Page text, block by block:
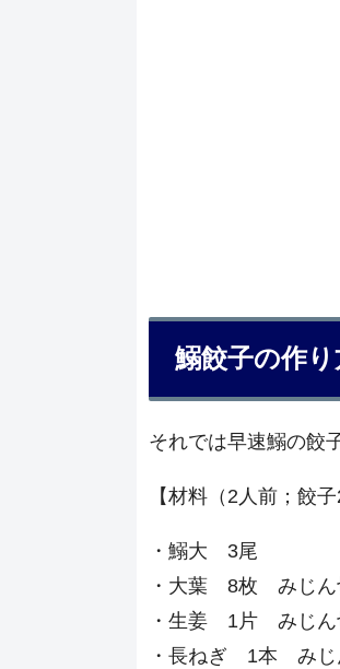
鰯餃子の作り
それでは早速鰯の餃
【材料（2人前；餃子
・鰯大 3尾
・大葉 8枚 みじん
・生姜 1片 みじん
・長ねぎ 1本 みじ